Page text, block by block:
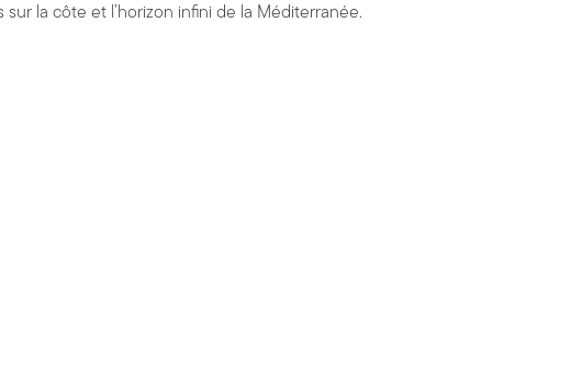
la côte et l’horizon infini de la Méditerranée.